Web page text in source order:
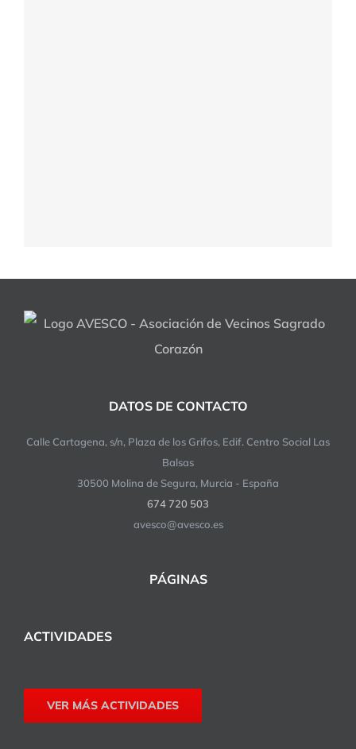
DATOS DE CONTACTO
Calle Cartagena, s/n, Plaza de los Grifos, Edif. Centro Social Las
Balsas
30500 Molina de Segura, Murcia - España
674 720 503
avesco@avesco.es
PÁGINAS
ACTIVIDADES
VER MÁS ACTIVIDADES